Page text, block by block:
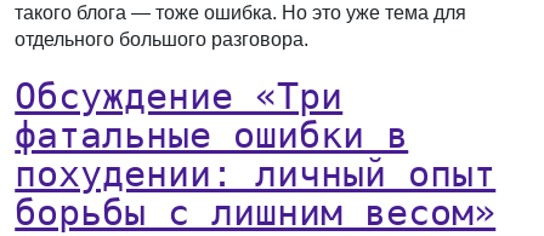
такого блога — тоже ошибка. Но это уже тема для
отдельного большого разговора.
Обсуждение «Три
фатальные ошибки в
похудении: личный опыт
борьбы с лишним весом»